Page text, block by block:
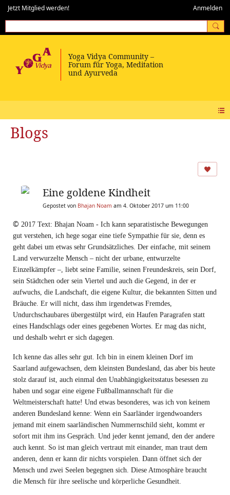
Jetzt Mitglied werden! Anmelden
Blogs
Eine goldene Kindheit
Gepostet von Bhajan Noam am 4. Oktober 2017 um 11:00
© 2017 Text: Bhajan Noam - Ich kann separatistische Bewegungen
gut verstehen, ich hege sogar eine tiefe Sympathie für sie, denn es
geht dabei um etwas sehr Grundsätzliches. Der einfache, mit seinem
Land verwurzelte Mensch – nicht der urbane, entwurzelte
Einzelkämpfer –, liebt seine Familie, seinen Freundeskreis, sein Dorf,
sein Städtchen oder sein Viertel und auch die Gegend, in der er
aufwuchs, die Landschaft, die eigene Kultur, die bekannten Sitten und
Bräuche. Er will nicht, dass ihm irgendetwas Fremdes,
Undurchschaubares übergestülpt wird, ein Haufen Paragrafen statt
eines Handschlags oder eines gegebenen Wortes. Er mag das nicht,
und deshalb wehrt er sich dagegen.
Ich kenne das alles sehr gut. Ich bin in einem kleinen Dorf im
Saarland aufgewachsen, dem kleinsten Bundesland, das aber bis heute
stolz darauf ist, auch einmal den Unabhängigkeitsstatus besessen zu
haben und sogar eine eigene Fußballmannschaft für die
Weltmeisterschaft hatte! Und etwas besonderes, was ich von keinem
anderen Bundesland kenne: Wenn ein Saarländer irgendwoanders
jemand mit einem saarländischen Nummernschild sieht, kommt er
sofort mit ihm ins Gespräch. Und jeder kennt jemand, den der andere
auch kennt. So ist man gleich vertraut mit einander, man traut dem
anderen, denn er kann dir nichts vorspielen. Dann öffnet sich der
Mensch und zwei Seelen begegnen sich. Diese Atmosphäre braucht
die Mensch für ihre seelische und körperliche Gesundheit.